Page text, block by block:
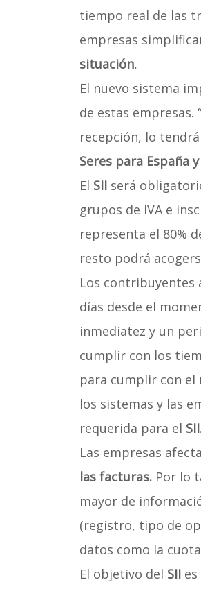
tiempo real de las
empresas
situación.
El nuevo sistema
de estas empresas.
recepción, lo
Seres para España
El SII será
grupos de IVA e
representa el 80%
resto podrá
Los contribuyentes
días desde el
inmediatez y un
cumplir con los
para cumplir con el
los sistemas y las
requerida para el
Las empresas
las facturas.Por lo
mayor de
(registro, tipo de
datos como la
El objetivo del SIIes